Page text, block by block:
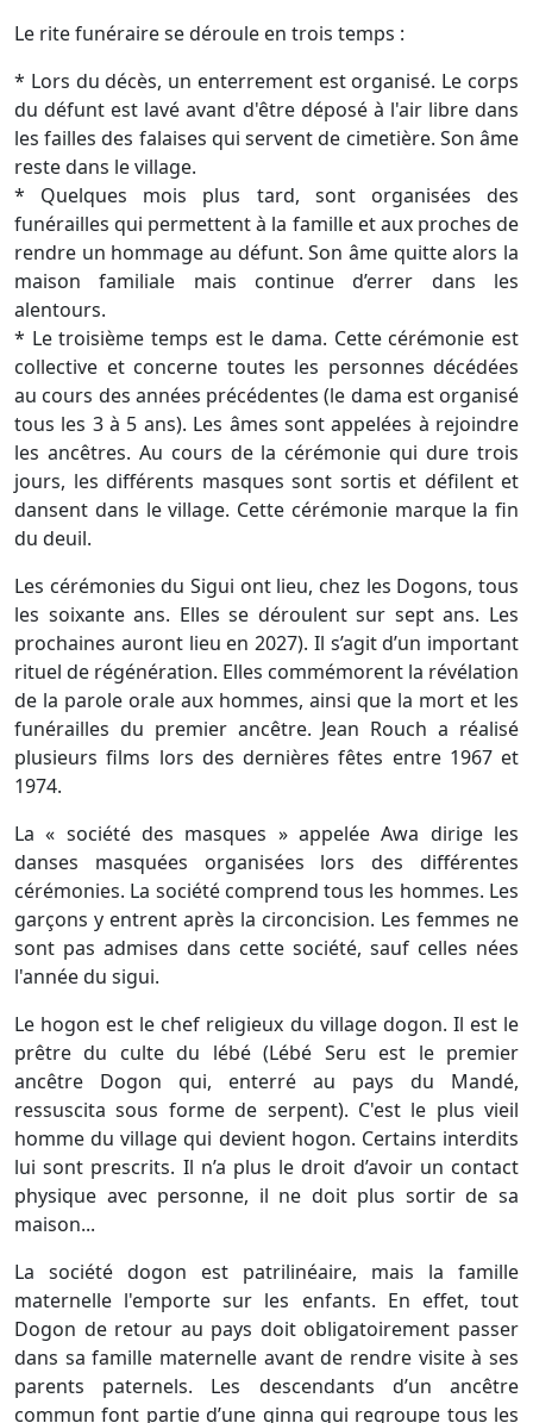
Le rite funéraire se déroule en trois temps :
* Lors du décès, un enterrement est organisé. Le corps
du défunt est lavé avant d'être déposé à l'air libre dans
les failles des falaises qui servent de cimetière. Son âme
reste dans le village.
* Quelques mois plus tard, sont organisées des
funérailles qui permettent à la famille et aux proches de
rendre un hommage au défunt. Son âme quitte alors la
maison familiale mais continue d’errer dans les
alentours.
* Le troisième temps est le dama. Cette cérémonie est
collective et concerne toutes les personnes décédées
au cours des années précédentes (le dama est organisé
tous les 3 à 5 ans). Les âmes sont appelées à rejoindre
les ancêtres. Au cours de la cérémonie qui dure trois
jours, les différents masques sont sortis et défilent et
dansent dans le village. Cette cérémonie marque la fin
du deuil.
Les cérémonies du Sigui ont lieu, chez les Dogons, tous
les soixante ans. Elles se déroulent sur sept ans. Les
prochaines auront lieu en 2027). Il s’agit d’un important
rituel de régénération. Elles commémorent la révélation
de la parole orale aux hommes, ainsi que la mort et les
funérailles du premier ancêtre. Jean Rouch a réalisé
plusieurs films lors des dernières fêtes entre 1967 et
1974.
La « société des masques » appelée Awa dirige les
danses masquées organisées lors des différentes
cérémonies. La société comprend tous les hommes. Les
garçons y entrent après la circoncision. Les femmes ne
sont pas admises dans cette société, sauf celles nées
l'année du sigui.
Le hogon est le chef religieux du village dogon. Il est le
prêtre du culte du lébé (Lébé Seru est le premier
ancêtre Dogon qui, enterré au pays du Mandé,
ressuscita sous forme de serpent). C'est le plus vieil
homme du village qui devient hogon. Certains interdits
lui sont prescrits. Il n’a plus le droit d’avoir un contact
physique avec personne, il ne doit plus sortir de sa
maison...
La société dogon est patrilinéaire, mais la famille
maternelle l'emporte sur les enfants. En effet, tout
Dogon de retour au pays doit obligatoirement passer
dans sa famille maternelle avant de rendre visite à ses
parents paternels. Les descendants d’un ancêtre
commun font partie d’une ginna qui regroupe tous les